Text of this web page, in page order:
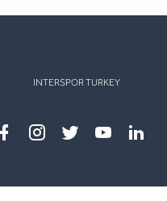
INTERSPOR TURKEY